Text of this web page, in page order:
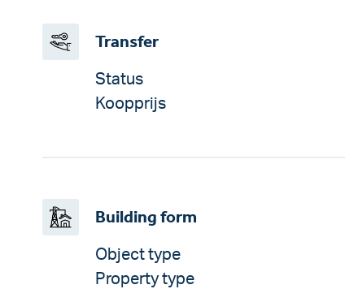
Transfer
Status
Koopprijs
Building form
Object type
Property type